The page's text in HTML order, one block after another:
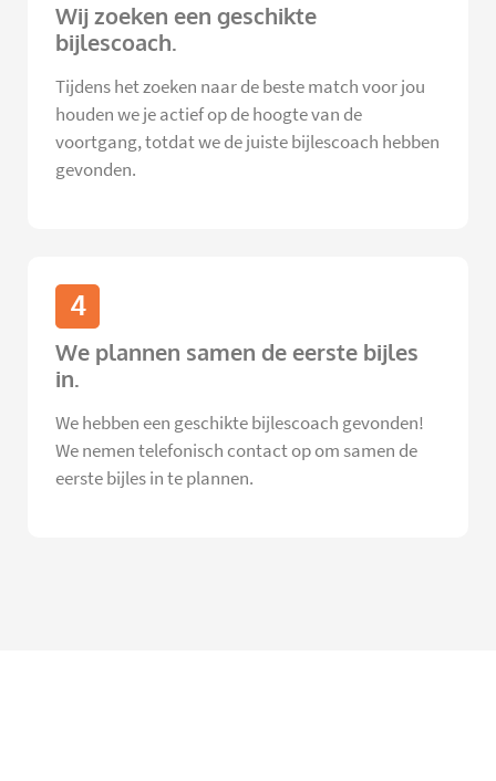
Wij zoeken een geschikte
bijlescoach.
Tijdens het zoeken naar de beste match voor jou
houden we je actief op de hoogte van de
voortgang, totdat we de juiste bijlescoach hebben
gevonden.
4
We plannen samen de eerste bijles
in.
We hebben een geschikte bijlescoach gevonden!
We nemen telefonisch contact op om samen de
eerste bijles in te plannen.